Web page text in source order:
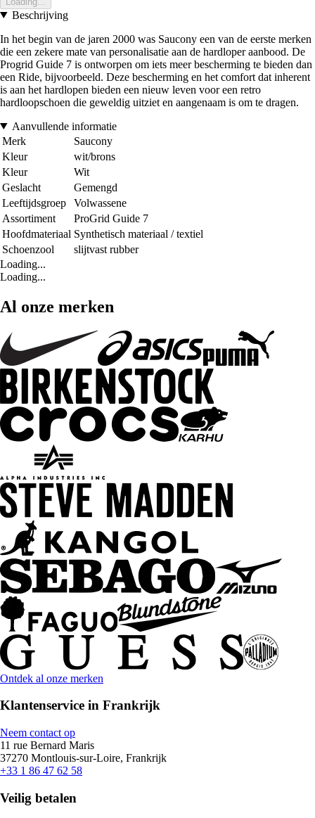
Beschrijving
In het begin van de jaren 2000 was Saucony een van de eerste merken
die een zekere mate van personalisatie aan de hardloper aanbood. De
Progrid Guide 7 is ontworpen om iets meer bescherming te bieden dan
een Ride, bijvoorbeeld. Deze bescherming en het comfort dat inherent
is aan het hardlopen bieden een nieuw leven voor een retro
hardloopschoen die geweldig uitziet en aangenaam is om te dragen.
Aanvullende informatie
Merk
Saucony
Kleur
wit/brons
Kleur
Wit
Geslacht
Gemengd
Leeftijdsgroep
Volwassene
Assortiment
ProGrid Guide 7
Hoofdmateriaal Synthetisch materiaal / textiel
Schoenzool
slijtvast rubber
Loading...
Loading...
Al onze merken
Ontdek al onze merken
Klantenservice in Frankrijk
Neem contact op
11 rue Bernard Maris
37270 Montlouis-sur-Loire, Frankrijk
+33 1 86 47 62 58
Veilig betalen